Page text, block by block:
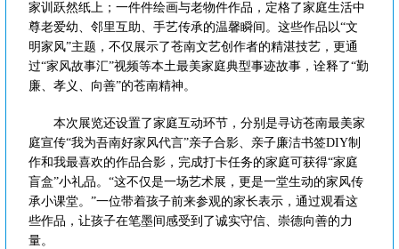
家训跃然纸上；一件件绘画与老物件作品，定格了家庭生活中
尊老爱幼、邻里互助、手艺传承的温馨瞬间。这些作品以“文
明家风”主题，不仅展示了苍南文艺创作者的精湛技艺，更通
过“家风故事汇”视频等本土最美家庭典型事迹故事，诠释了“勤
廉、孝义、向善”的苍南精神。
本次展览还设置了家庭互动环节，分别是寻访苍南最美家
庭宣传“我为吾南好家风代言”亲子合影、亲子廉洁书签DIY制
作和我最喜欢的作品合影，完成打卡任务的家庭可获得“家庭
盲盒”小礼品。“这不仅是一场艺术展，更是一堂生动的家风传
承小课堂。”一位带着孩子前来参观的家长表示，通过观看这
些作品，让孩子在笔墨间感受到了诚实守信、崇德向善的力
量。